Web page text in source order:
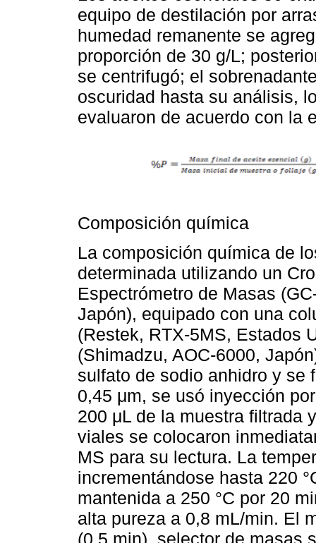
equipo de destilación por
humedad remanente se
proporción de 30 g/L;
se centrifugó; el
oscuridad hasta su análisis,
evaluaron de acuerdo con la
Composición química
La composición química de
determinada utilizando un
Espectrómetro de Masas
Japón), equipado con una
(Restek, RTX-5MS, Estados
(Shimadzu, AOC-6000,
sulfato de sodio anhidro y se
0,45 μm, se usó inyección
200 μL de la muestra filtrada
viales se colocaron
MS para su lectura. La
incrementándose hasta 220
mantenida a 250 °C por 20
alta pureza a 0,8 mL/min. El
(0,5 min), selector de masas